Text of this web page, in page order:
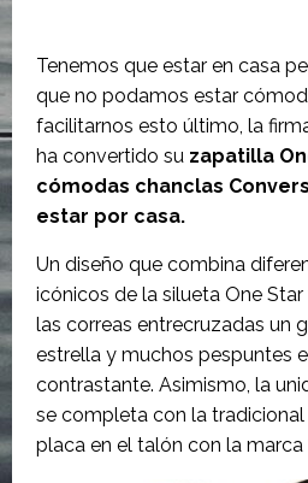
Tenemos que estar en casa
que no podamos estar
facilitarnos esto último, la
ha convertido su zapatilla
cómodas chanclas
estar por casa.
Un diseño que combina
icónicos de la silueta One
las correas entrecruzadas un
estrella y muchos pespuntes
contrastante. Asimismo, la
se completa con la tradicional
placa en el talón con la marca